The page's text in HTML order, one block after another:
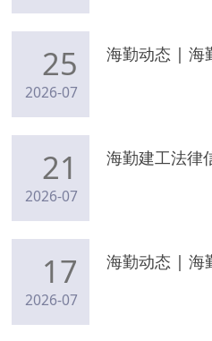
25
2026-07
21
2026-07
17
2026-07